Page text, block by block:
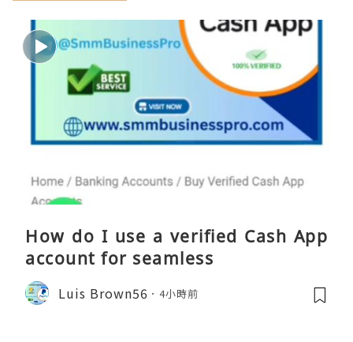
How do I use a verified Cash App
account for seamless
Luis Brown56 4小時前